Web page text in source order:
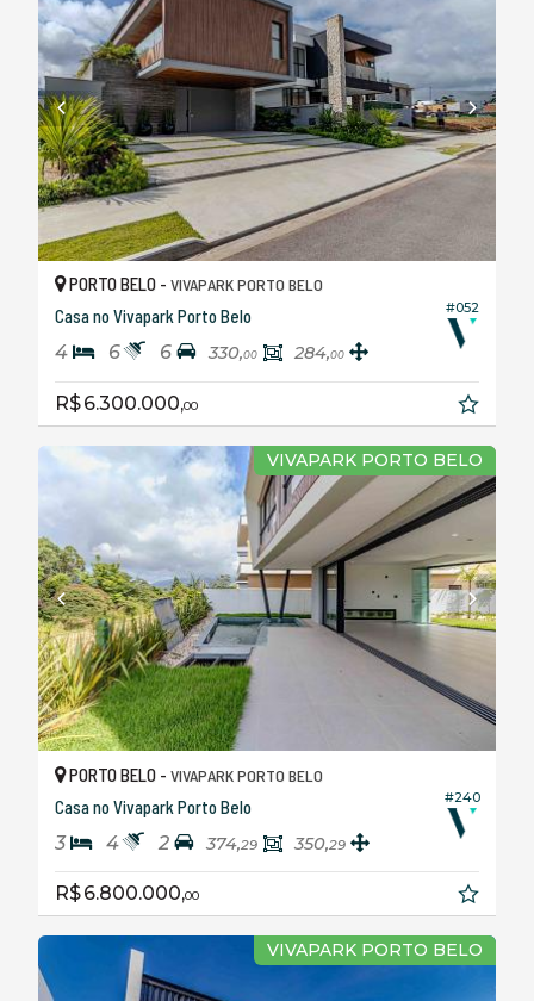
#052
PORTO BELO - VIVAPARK PORTO BELO
Casa no Vivapark Porto Belo
4 6 6 330,00 284,00
R$ 6.300.000,00
VIVAPARK PORTO BELO
#240
PORTO BELO - VIVAPARK PORTO BELO
Casa no Vivapark Porto Belo
3 4 2 374,29 350,29
R$ 6.800.000,00
VIVAPARK PORTO BELO